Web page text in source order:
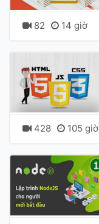
82 14 giờ
428 105 giờ